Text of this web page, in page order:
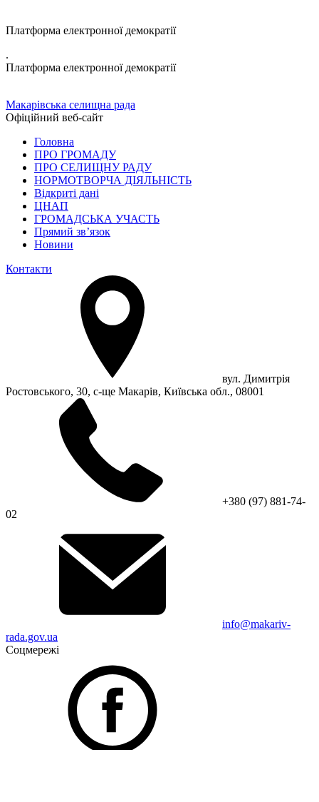
Платформа електронної демократії
.
Платформа електронної демократії
Макарівська селищна рада
Офіційний веб-сайт
Головна
ПРО ГРОМАДУ
ПРО СЕЛИЩНУ РАДУ
НОРМОТВОРЧА ДІЯЛЬНІСТЬ
Відкриті дані
ЦНАП
ГРОМАДСЬКА УЧАСТЬ
Прямий зв’язок
Новини
Контакти
вул. Димитрія
Ростовського, 30, с-ще Макарів, Київська обл., 08001
+380 (97) 881-74-
02
info@makariv-
rada.gov.ua
Соцмережі